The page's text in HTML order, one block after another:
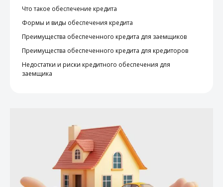
Что такое обеспечение кредита
Формы и виды обеспечения кредита
Преимущества обеспеченного кредита для заемщиков
Преимущества обеспеченного кредита для кредиторов
Недостатки и риски кредитного обеспечения для
заемщика